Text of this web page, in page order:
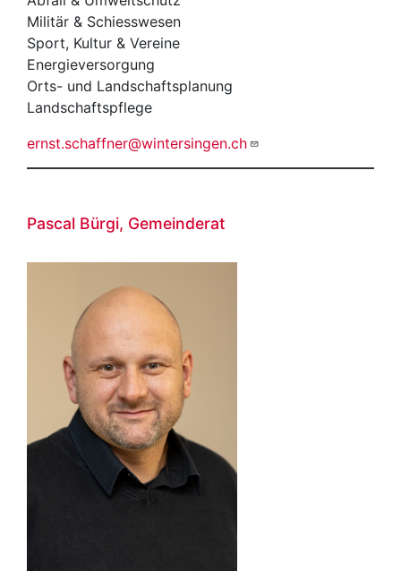
Militär & Schiesswesen
Sport, Kultur & Vereine
Energieversorgung
Orts- und Landschaftsplanung
Landschaftspflege
ernst.schaffner@wintersingen.ch
Pascal Bürgi, Gemeinderat